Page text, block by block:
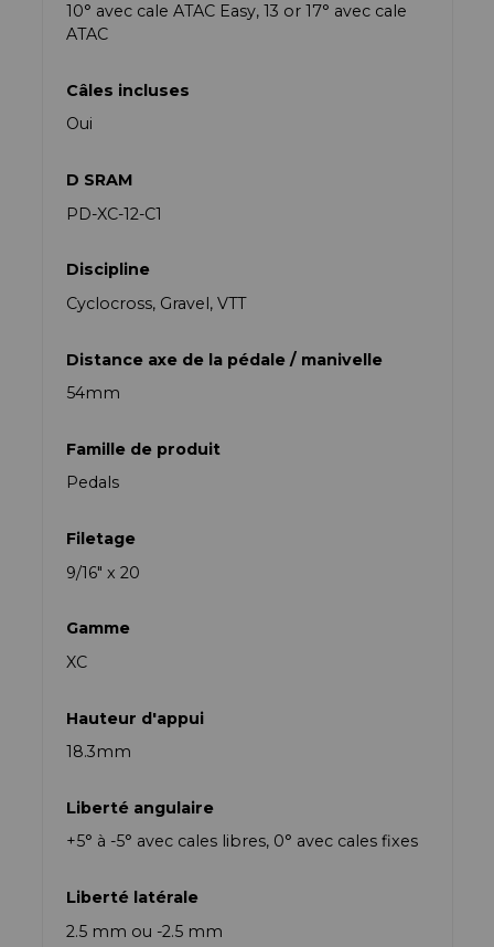
10° avec cale ATAC Easy, 13 or 17° avec cale
ATAC
Câles incluses
Oui
D SRAM
PD-XC-12-C1
Discipline
Cyclocross, Gravel, VTT
Distance axe de la pédale / manivelle
54mm
Famille de produit
Pedals
Filetage
9/16″ x 20
Gamme
XC
Hauteur d'appui
18.3mm
Liberté angulaire
+5° à -5° avec cales libres, 0° avec cales fixes
Liberté latérale
2.5 mm ou -2.5 mm